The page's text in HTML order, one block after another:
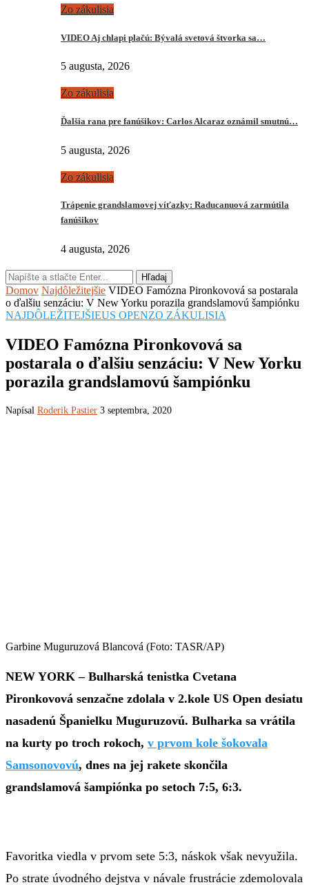
Zo zákulisia
VIDEO Aj chlapi plačú: Bývalá svetová štvorka sa…
5 augusta, 2026
Zo zákulisia
Ďalšia rana pre fanúšikov: Carlos Alcaraz oznámil smutnú…
5 augusta, 2026
Zo zákulisia
Trápenie grandslamovej víťazky: Raducanuová zarmútila
fanúšikov
4 augusta, 2026
Hľadaj
Domov Najdôležitejšie VIDEO Famózna Pironkovová sa postarala
o ďalšiu senzáciu: V New Yorku porazila grandslamovú šampiónku
NAJDÔLEŽITEJŠIEUS OPENZO ZÁKULISIA
VIDEO Famózna Pironkovová sa
postarala o ďalšiu senzáciu: V New Yorku
porazila grandslamovú šampiónku
Napísal Roderik Pastier 3 septembra, 2020
Garbine Muguruzová Blancová (Foto: TASR/AP)
NEW YORK – Bulharská tenistka Cvetana
Pironkovová senzačne zdolala v 2.kole US Open desiatu
nasadenú Španielku Muguruzovú. Bulharka sa vrátila
na kurty po troch rokoch, v prvom kole šokovala
Samsonovovú, dnes na jej rakete skončila
grandslamová šampiónka po setoch 7:5, 6:3.
Favoritka viedla v prvom sete 5:3, náskok však nevyužila.
Po strate úvodného dejstva v návale frustrácie zdemolovala